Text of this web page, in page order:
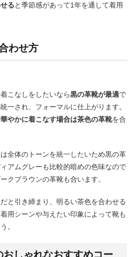
ると季節感があって1年を通して着用
わせ方
こなしをしたいなら黒の革靴が最適で
一され、フォーマルに仕上がります。
華やかに着こなす場合は茶色の革靴を合
全体のトーンを統一したいため黒の革
アムグレーも比較的暗めの色味なので
クブラウンの革靴も合います。
と引き締まり、明るい茶色を合わせる
用シーンや与えたい印象によって靴も
。
おしゃれなおすすめコー